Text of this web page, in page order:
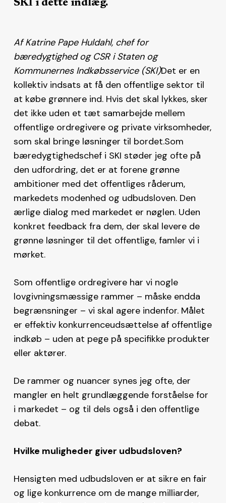
SKI i dette indlæg.
Af Katrine Pape Huldahl, chef for
bæredygtighed og CSR i Staten og
Kommunernes Indkøbsservice (SKI)Det er en
kollektiv indsats at få den offentlige sektor til
at købe grønnere ind. Hvis det skal lykkes, sker
det ikke uden et tæt samarbejde mellem
offentlige ordregivere og private virksomheder,
som skal bringe løsninger til bordet.Som
bæredygtighedschef i SKI støder jeg ofte på
den udfordring, det er at forene grønne
ambitioner med det offentliges råderum,
markedets modenhed og udbudsloven. Den
ærlige dialog med markedet er nøglen. Uden
konkret feedback fra dem, der skal levere de
grønne løsninger til det offentlige, famler vi i
mørket.
Som offentlige ordregivere har vi nogle
lovgivningsmæssige rammer – måske endda
begrænsninger – vi skal agere indenfor. Målet
er effektiv konkurrenceudsættelse af offentlige
indkøb – uden at pege på specifikke produkter
eller aktører.
De rammer og nuancer synes jeg ofte, der
mangler en helt grundlæggende forståelse for
i markedet – og til dels også i den offentlige
debat.
Hvilke muligheder giver udbudsloven?
Hensigten med udbudsloven er at sikre en fair
og lige konkurrence om de mange milliarder,